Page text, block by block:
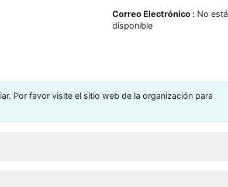
Correo Electrónico: No está
disponible
Por favor visite el sitio web de la organización para